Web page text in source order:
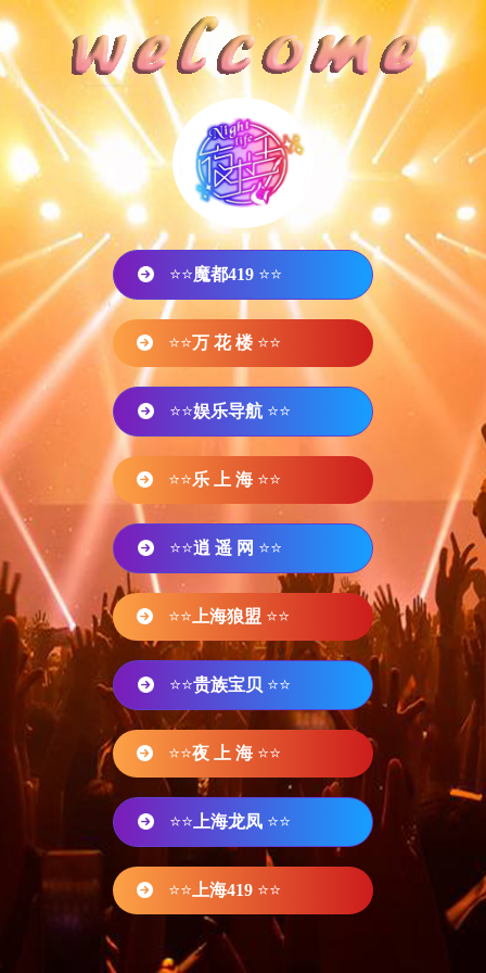
⭐⭐魔都419 ⭐⭐
⭐⭐万 花 楼 ⭐⭐
⭐⭐娱乐导航 ⭐⭐
⭐⭐乐 上 海 ⭐⭐
⭐⭐逍 遥 网 ⭐⭐
⭐⭐ 上海狼盟 ⭐⭐
⭐⭐贵族宝贝 ⭐⭐
⭐⭐夜 上 海 ⭐⭐
⭐⭐ 上海龙凤 ⭐⭐
⭐⭐ 上海419 ⭐⭐